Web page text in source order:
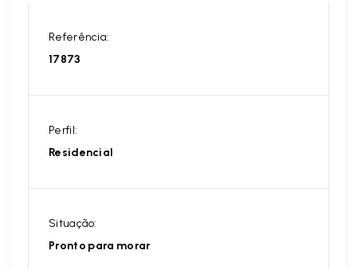
Referência:
17873
Perfil:
Residencial
Situação:
Pronto para morar